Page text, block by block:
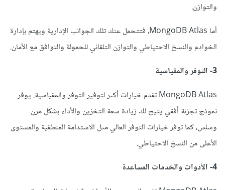
والتوازن.
أما MongoDB Atlas، فتتحمل عنك تلك الجوانب الإدارية ويهتم بإدارة
الخوادم والنسخ الاحتياطي والتوازن التلقائي للحمولة والتوافق مع الأمان.
3- التوفر والمقياسية
MongoDB Atlas تقدم خيارات أكثر لتوفير التوفر والمقياسية. يوفر
نموذج تجزئة أفقي يتيح لك زيادة سعة التخزين والأداء بشكل مرن
وسلس، كما توفر خيارات التوفر العالي مثل الاستدامة المنطقية والمستوى
الأعلى من النسخ الاحتياطي.
4- الأدوات والخدمات المساعدة